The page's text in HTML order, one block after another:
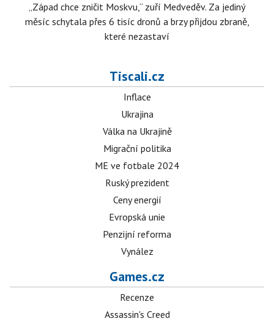
„Západ chce zničit Moskvu,“ zuří Medveděv. Za jediný
měsíc schytala přes 6 tisíc dronů a brzy přijdou zbraně,
které nezastaví
Tiscali.cz
Inflace
Ukrajina
Válka na Ukrajině
Migrační politika
ME ve fotbale 2024
Ruský prezident
Ceny energií
Evropská unie
Penzijní reforma
Vynález
Games.cz
Recenze
Assassin's Creed